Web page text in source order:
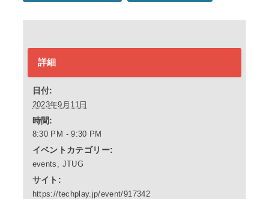
詳細
日付:
2023年9月11日
時間:
8:30 PM - 9:30 PM
イベントカテゴリー:
events , JTUG
サイト:
https://techplay.jp/event/917342